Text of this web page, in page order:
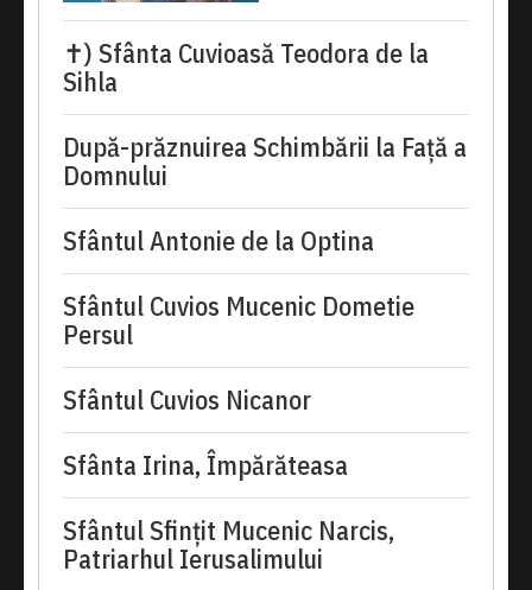
✝) Sfânta Cuvioasă Teodora de la
Sihla
După-prăznuirea Schimbării la Față a
Domnului
Sfântul Antonie de la Optina
Sfântul Cuvios Mucenic Dometie
Persul
Sfântul Cuvios Nicanor
Sfânta Irina, Împărăteasa
Sfântul Sfinţit Mucenic Narcis,
Patriarhul Ierusalimului